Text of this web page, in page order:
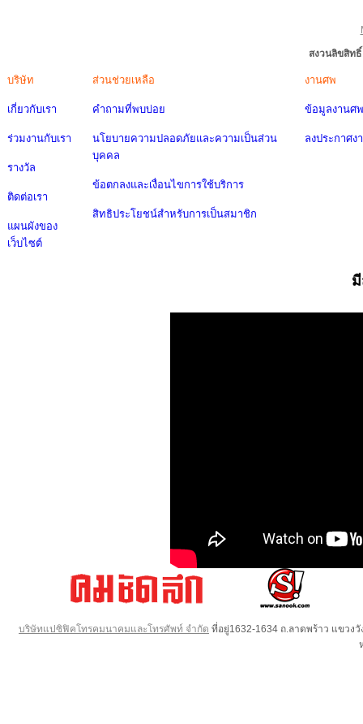
สงวนลิขสิท
บริษัท
เกี่ยวกับเรา
ร่วมงานกับเรา
รางวัล
ติดต่อเรา
แผนผังของ
เว็บไซต์
ส่วนช่วยเหลือ
คำถามที่พบบ่อย
นโยบายความปลอดภัยและความเป็นส่วน
บุคคล
ข้อตกลงและเงื่อนไขการใช้บริการ
สิทธิประโยชน์สำหรับการเป็นสมาชิก
งานศพ
ข้อมูลงานศพ
ลงประกาศง
บริษัทแปซิฟิคโทรคมนาคมและโทรศัพท์ จำกัด ที่อยู่1632-1634 ถ.ลาดพร้าว แขวง